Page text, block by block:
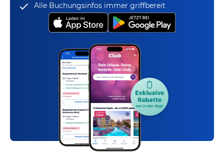
Alle Buchungsinfos immer griffbereit